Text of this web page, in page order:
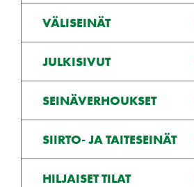
VÄLISEINÄT
JULKISIVUT
SEINÄVERHOUKSET
SIIRTO- JA TAITESEINÄT
HILJAISET TILAT